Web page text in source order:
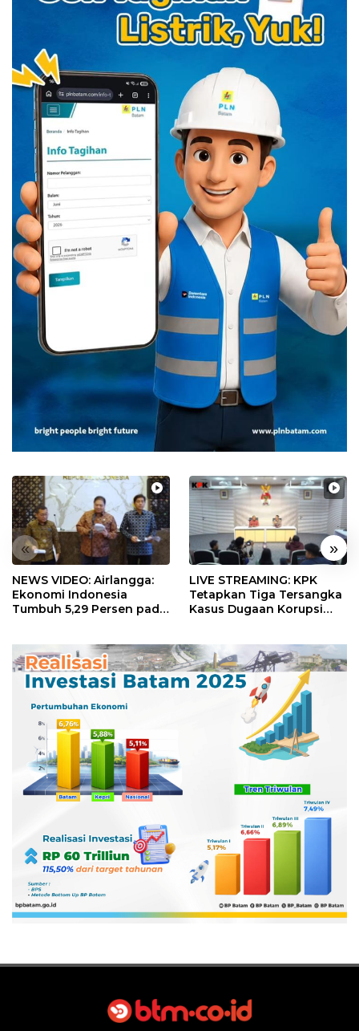
« »
NEWS VIDEO: Airlangga:
Ekonomi Indonesia
Tumbuh 5,29 Persen pada
LIVE STREAMING: KPK
Tetapkan Tiga Tersangka
Kasus Dugaan Korupsi